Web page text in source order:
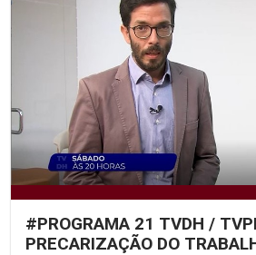
#PROGRAMA 21 TVDH /
PRECARIZAÇÃO DO